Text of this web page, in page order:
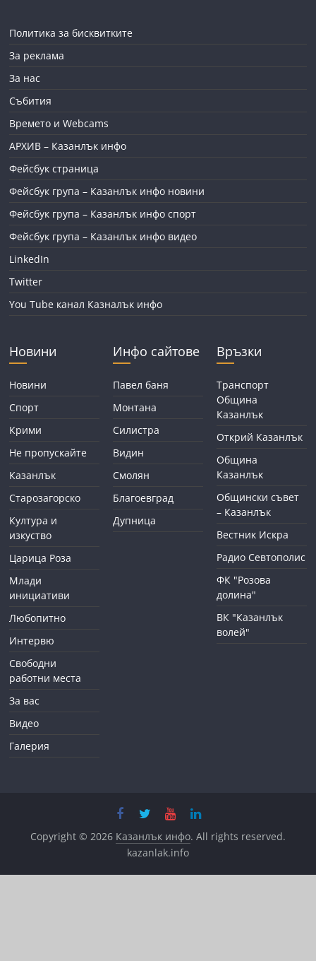
Политика за бисквитките
За реклама
За нас
Събития
Времето и Webcams
АРХИВ – Казанлък инфо
Фейсбук страница
Фейсбук група – Казанлък инфо новини
Фейсбук група – Казанлък инфо спорт
Фейсбук група – Казанлък инфо видео
LinkedIn
Twitter
You Tube канал Казналък инфо
Новини
Новини
Спорт
Крими
Не пропускайте
Казанлък
Старозагорско
Култура и
изкуство
Царица Роза
Млади
инициативи
Любопитно
Интервю
Свободни
работни места
За вас
Видео
Галерия
Инфо сайтове
Павел баня
Монтана
Силистра
Видин
Смолян
Благоевград
Дупница
Връзки
Транспорт
Община
Казанлък
Открий Казанлък
Община
Казанлък
Общински съвет
– Казанлък
Вестник Искра
Радио Севтополис
ФК "Розова
долина"
ВК "Казанлък
волей"
Copyright © 2026 Казанлък инфо. All rights reserved.
kazanlak.info